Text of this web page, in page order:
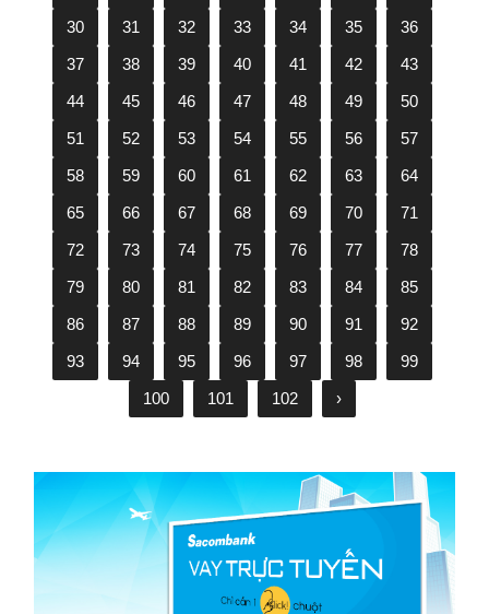
30
31 32 33 34 35
36
37
38 39 40 41 42
43
44
45 46 47 48 49
50
51
52 53 54 55 56
57
58
59 60 61 62 63
64
65
66 67 68 69 70
71
72
73 74 75 76 77
78
79
80 81 82 83 84
85
86
87 88 89 90 91
92
93
94 95 96 97 98
99
100
101 102 ›